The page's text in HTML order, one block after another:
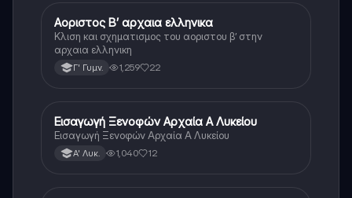
Αρχαία Ελληνικά
Αοριστος Β’ αρχαια ελληνικα
Κλιση και σχηματισμος του αοριστου β’ στην
αρχαια ελληνικη
Γ' Γυμν. 1,259 22
Αρχαία Ελληνικά
Εισαγωγή Ξενοφών Αρχαία Α Λυκείου
Εισαγωγή Ξενοφών Αρχαία Α Λυκείου
Α' Λυκ. 1,040 12